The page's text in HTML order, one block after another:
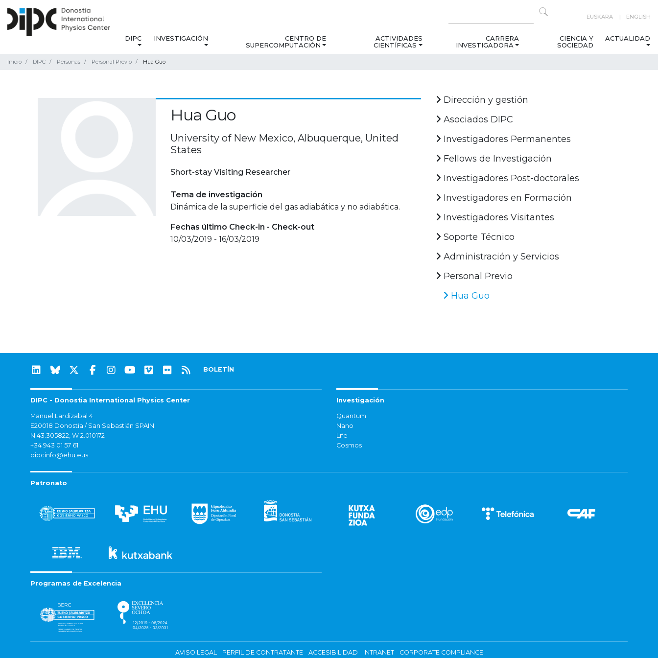
EUSKARA ENGLISH
DIPC INVESTIGACIÓN
CENTRO DE
SUPERCOMPUTACIÓN
ACTIVIDADES
CIENTÍFICAS
CARRERA
INVESTIGADORA
CIENCIA Y
SOCIEDAD
ACTUALIDAD
Inicio DIPC Personas Personal Previo Hua Guo
Hua Guo
University of New Mexico, Albuquerque, United
States
Short-stay Visiting Researcher
Tema de investigación
Dinámica de la superficie del gas adiabática y no adiabática.
Fechas último Check-in - Check-out
10/03/2019 - 16/03/2019
Dirección y gestión
Asociados DIPC
Investigadores Permanentes
Fellows de Investigación
Investigadores Post-doctorales
Investigadores en Formación
Investigadores Visitantes
Soporte Técnico
Administración y Servicios
Personal Previo
Hua Guo
BOLETÍN
DIPC - Donostia International Physics Center
Manuel Lardizabal 4
E20018 Donostia / San Sebastián SPAIN
N 43.305822, W 2.010172
+34 943 01 57 61
dipcinfo@ehu.eus
Investigación
Quantum
Nano
Life
Cosmos
Patronato
Programas de Excelencia
AVISO LEGAL PERFIL DE CONTRATANTE ACCESIBILIDAD INTRANET CORPORATE COMPLIANCE